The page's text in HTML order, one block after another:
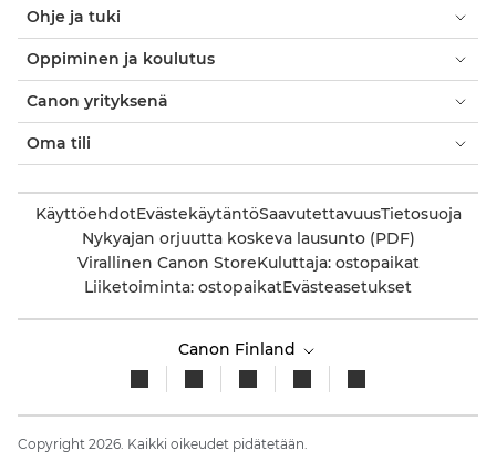
Ohje ja tuki
Oppiminen ja koulutus
Canon yrityksenä
Oma tili
KäyttöehdotEvästekäytäntöSaavutettavuusTietosuoja
Nykyajan orjuutta koskeva lausunto (PDF)
Virallinen Canon StoreKuluttaja: ostopaikat
Liiketoiminta: ostopaikatEvästeasetukset
Canon Finland
Copyright 2026. Kaikki oikeudet pidätetään.